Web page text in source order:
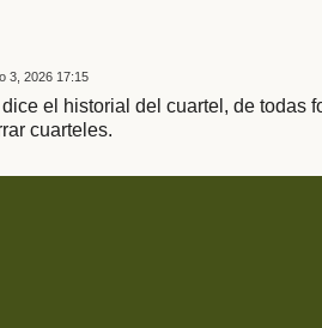
3, 2026 17:15
el historial del cuartel, de todas
cuarteles.